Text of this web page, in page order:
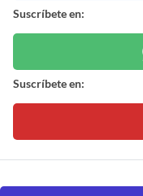
Suscríbete en:
Suscríbete en: